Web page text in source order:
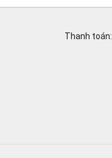
Thanh toán: